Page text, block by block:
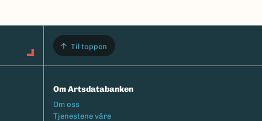
Til toppen
Om Artsdatabanken
Footermeny
Om oss
Tjenestene våre